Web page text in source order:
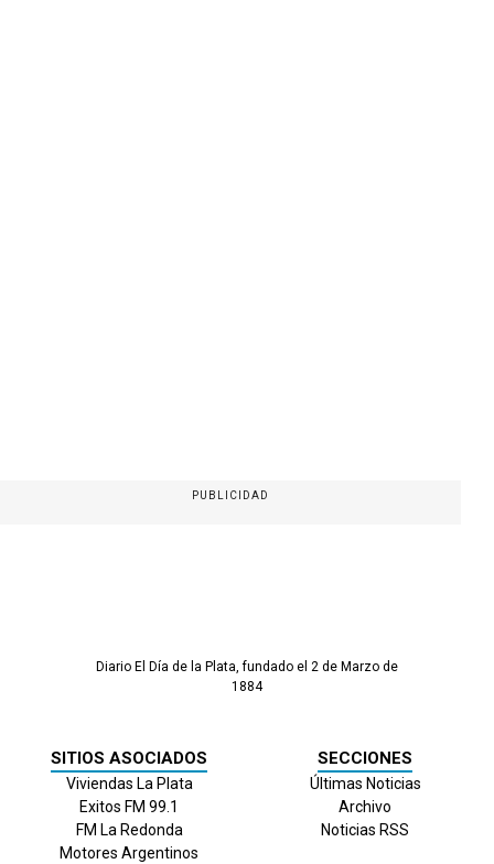
PUBLICIDAD
Diario El Día de la Plata, fundado el 2 de Marzo de
1884
SITIOS ASOCIADOS
Viviendas La Plata
Exitos FM 99.1
FM La Redonda
Motores Argentinos
SECCIONES
Últimas Noticias
Archivo
Noticias RSS